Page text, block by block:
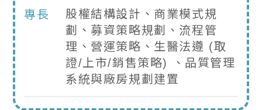
專長
股權結構設計、商業模式規
劃、募資策略規劃、流程管
理、營運策略、生醫法遵 (取
證/上市/銷售策略) 、品質管理
系統與廠房規劃建置